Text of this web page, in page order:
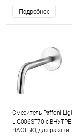
Подробнее
Смеситель Paffoni
LIG006ST70 с
ЧАСТЬЮ, для